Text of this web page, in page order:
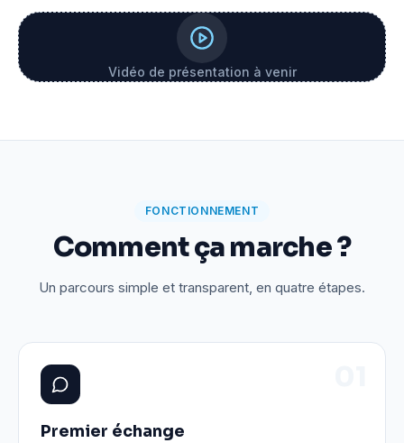
Vidéo de présentation à venir
FONCTIONNEMENT
Comment ça marche ?
Un parcours simple et transparent, en quatre étapes.
Premier échange